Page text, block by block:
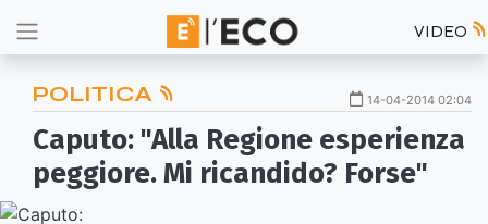
VIDEO
POLITICA 14-04-2014 02:04
Caputo: "Alla Regione esperienza
peggiore. Mi ricandido? Forse"